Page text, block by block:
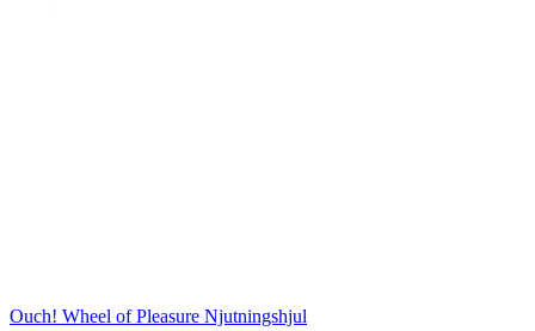
Ouch! Wheel of Pleasure Njutningshjul